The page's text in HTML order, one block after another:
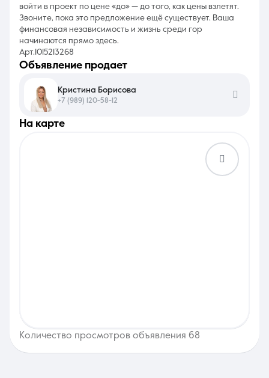
войти в проект по цене «до» — до того, как цены взлетят.
Звоните, пока это предложение ещё существует. Ваша
финансовая независимость и жизнь среди гор
начинаются прямо здесь.
Арт.1015213268
на карте
Количество просмотров объявления 68
объявление продает
Кристина Борисова
+7 (989) 120-58-12